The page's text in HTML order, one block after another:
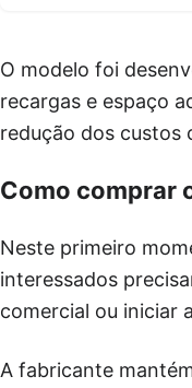
O modelo foi
recargas e espaço
redução dos custos
Como comprar
Neste primeiro
interessados
comercial ou iniciar
A fabricante